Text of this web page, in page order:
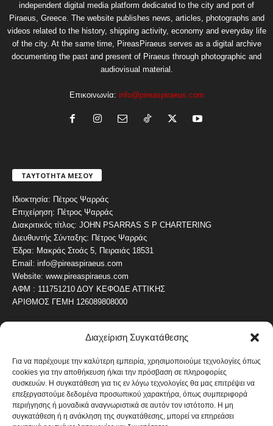
Διαχείριση Συγκατάθεσης
Για να παρέχουμε την καλύτερη εμπειρία, χρησιμοποιούμε τεχνολογίες όπως
cookies για την αποθήκευση ή/και την πρόσβαση σε πληροφορίες
συσκευών. Η συγκατάθεση για τις εν λόγω τεχνολογίες θα μας επιτρέψει να
επεξεργαστούμε δεδομένα προσωπικού χαρακτήρα, όπως συμπεριφορά
περιήγησης ή μοναδικά αναγνωριστικά σε αυτόν τον ιστότοπο. Η μη
συγκατάθεση ή η ανάκληση της συγκατάθεσης, μπορεί να επηρεάσει
independent digital media platform dedicated to the city and port of
Piraeus, Greece. The website publishes news, articles, photographs and
videos related to the history, shipping activity, economy and everyday life
of the city. At the same time, PireasPiraeus serves as a digital archive
documenting the past and present of Piraeus through photographic and
audiovisual material.
Επικοινωνία: info@pireaspiraeus.com
ΤΑΥΤΟΤΗΤΑ ΜΕΣΟΥ
Ιδιοκτησία: Πέτρος Ψαρράς
Επιχείρηση: Πέτρος Ψαρράς
Διακριτικός τίτλος: JOHN PSARRAS S P CHARTERING
Διευθυντής Σύνταξης: Πέτρος Ψαρράς
Έδρα: Μακράς Στοάς 5, Πειραιάς 18531
Email: info@pireaspiraeus.com
Website: www.pireaspiraeus.com
ΑΦΜ : 111751210 ΔΟΥ ΚΕΦΟΔΕ ΑΤΤΙΚΗΣ
ΑΡΙΘΜΟΣ ΓΕΜΗ 126089808000
ΔΗΜΟΦΙΛΗ ΚΑΤΗΓΟΡΙΑ
ΝΕΑ ΤΟΥ ΠΕΙΡΑΙΑ 4486
ΟΛΥΜΠΙΑΚΟΣ
ΑΛΛΑ ΚΟΙΝΩΝΙΚΑ
ΕΙΔΗΣΕΙΣ ΝΑΥΤΙΛΙΑ